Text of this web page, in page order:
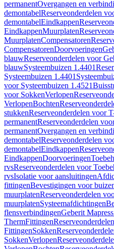
permanentOvergangen en
demontabelReserveonderdelen
demontabelEindkappen
EindkappenMuurplaten
MuurplatenCompensatoren
CompensatorenDoorvoeringen
blauwReserveonderdelen voor
blauwSysteembuizen 1.4401
Systeembuizen 1.4401
voor Systeembuizen 1.4521
voor SokkenVerlopen
VerlopenBochten
stukkenReserveonderdelen voor
permanentReserveonderdelen
permanentOvergangen en
demontabelReserveonderdelen
demontabelEindkappen
EindkappenDoorvoeringen
rvsReserveonderdelen voor
rvsIsolatie voor aansluitingen
fittingenBevestigingen voor
muurplatenReserveonderdelen
muurplatenSysteemafdichtingen
flensverbindingenGeberit
ThermFittingen
FittingenSokken
SokkenVerlopen